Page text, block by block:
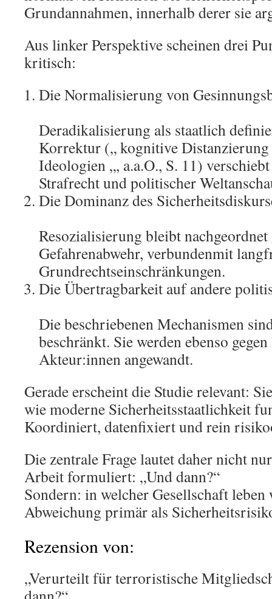
Grundannahmen, innerhalb derer sie
Aus linker Perspektive scheinen drei
kritisch:
Die Normalisierung von
Deradikalisierung als staatlich
Korrektur („ kognitive
Ideologien „, a.a.O., S. 11)
Strafrecht und politischer
Die Dominanz des
Resozialisierung bleibt nachgeordnet
Gefahrenabwehr, verbundenmit
Grundrechtseinschränkungen.
Die Übertragbarkeit auf andere
Die beschriebenen Mechanismen
beschränkt. Sie werden ebenso
Akteur:innen angewandt.
Gerade erscheint die Studie relevant:
wie moderne Sicherheitsstaatlichkeit
Koordiniert, datenfixiert und rein
Die zentrale Frage lautet daher nicht
Arbeit formuliert: „Und dann?“
Sondern: in welcher Gesellschaft
Abweichung primär als
Rezension von:
„Verurteilt für terroristische